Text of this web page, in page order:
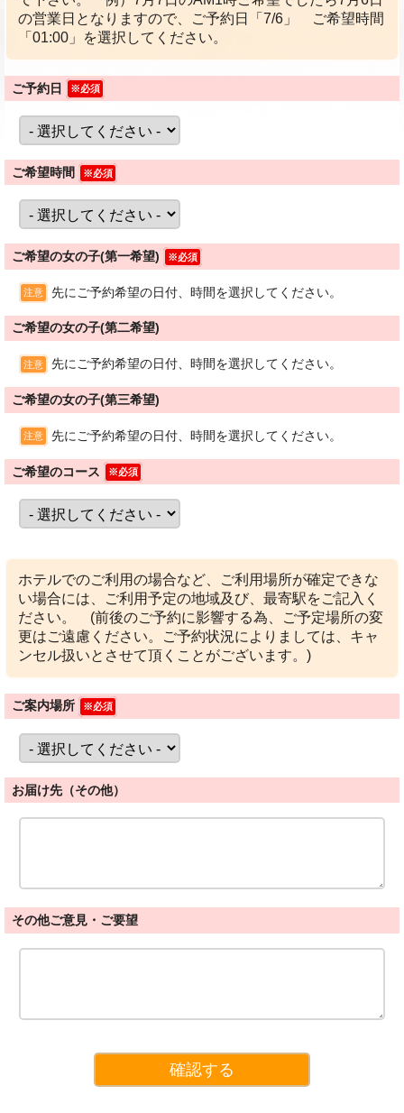
の営業日となりますので、ご予約日「7/6」 ご希望時間
「01:00」を選択してください。
ご予約日 ※必須
ご希望時間 ※必須
ご希望の女の子(第一希望) ※必須
注意 先にご予約希望の日付、時間を選択してください。
ご希望の女の子(第二希望)
注意 先にご予約希望の日付、時間を選択してください。
ご希望の女の子(第三希望)
注意 先にご予約希望の日付、時間を選択してください。
ご希望のコース ※必須
ホテルでのご利用の場合など、ご利用場所が確定できな
い場合には、ご利用予定の地域及び、最寄駅をご記入く
ださい。 (前後のご予約に影響する為、ご予定場所の変
更はご遠慮ください。ご予約状況によりましては、キャ
ンセル扱いとさせて頂くことがございます。)
ご案内場所 ※必須
お届け先（その他）
その他ご意見・ご要望